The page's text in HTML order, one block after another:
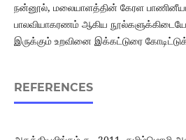
நன்னூல், மலையாளத்தின் கேரள
பாலவியாகரணம் ஆகிய
இருக்கும் உறவினை இக்கட்டுரை
REFERENCES